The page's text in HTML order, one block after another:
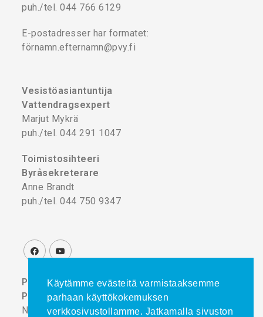
puh./tel. 044 766 6129
E-postadresser har formatet:
förnamn.efternamn@pvy.fi
Vesistöasiantuntija
Vattendragsexpert
Marjut Mykrä
puh./tel. 044 291 1047
Toimistosihteeri
Byråsekreterare
Anne Brandt
puh./tel. 044 750 9347
Projektikoordinaattori
Projektkoordinator
Noora Turtinen
Käytämme evästeitä varmistaaksemme
parhaan käyttökokemuksen
verkkosivustollamme. Jatkamalla sivuston